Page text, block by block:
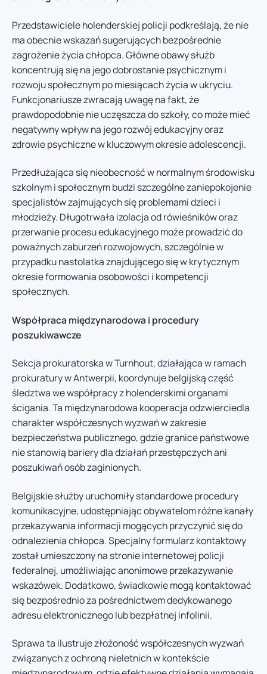
Przedstawiciele holenderskiej policji podkreślają, że nie
ma obecnie wskazań sugerujących bezpośrednie
zagrożenie życia chłopca. Główne obawy służb
koncentrują się na jego dobrostanie psychicznym i
rozwoju społecznym po miesiącach życia w ukryciu.
Funkcjonariusze zwracają uwagę na fakt, że
prawdopodobnie nie uczęszcza do szkoły, co może mieć
negatywny wpływ na jego rozwój edukacyjny oraz
zdrowie psychiczne w kluczowym okresie adolescencji.
Przedłużająca się nieobecność w normalnym środowisku
szkolnym i społecznym budzi szczególne zaniepokojenie
specjalistów zajmujących się problemami dzieci i
młodzieży. Długotrwała izolacja od rówieśników oraz
przerwanie procesu edukacyjnego może prowadzić do
poważnych zaburzeń rozwojowych, szczególnie w
przypadku nastolatka znajdującego się w krytycznym
okresie formowania osobowości i kompetencji
społecznych.
Współpraca międzynarodowa i procedury
poszukiwawcze
Sekcja prokuratorska w Turnhout, działająca w ramach
prokuratury w Antwerpii, koordynuje belgijską część
śledztwa we współpracy z holenderskimi organami
ścigania. Ta międzynarodowa kooperacja odzwierciedla
charakter współczesnych wyzwań w zakresie
bezpieczeństwa publicznego, gdzie granice państwowe
nie stanowią bariery dla działań przestępczych ani
poszukiwań osób zaginionych.
Belgijskie służby uruchomiły standardowe procedury
komunikacyjne, udostępniając obywatelom różne kanały
przekazywania informacji mogących przyczynić się do
odnalezienia chłopca. Specjalny formularz kontaktowy
został umieszczony na stronie internetowej policji
federalnej, umożliwiając anonimowe przekazywanie
wskazówek. Dodatkowo, świadkowie mogą kontaktować
się bezpośrednio za pośrednictwem dedykowanego
adresu elektronicznego lub bezpłatnej infolinii.
Sprawa ta ilustruje złożoność współczesnych wyzwań
związanych z ochroną nieletnich w kontekście